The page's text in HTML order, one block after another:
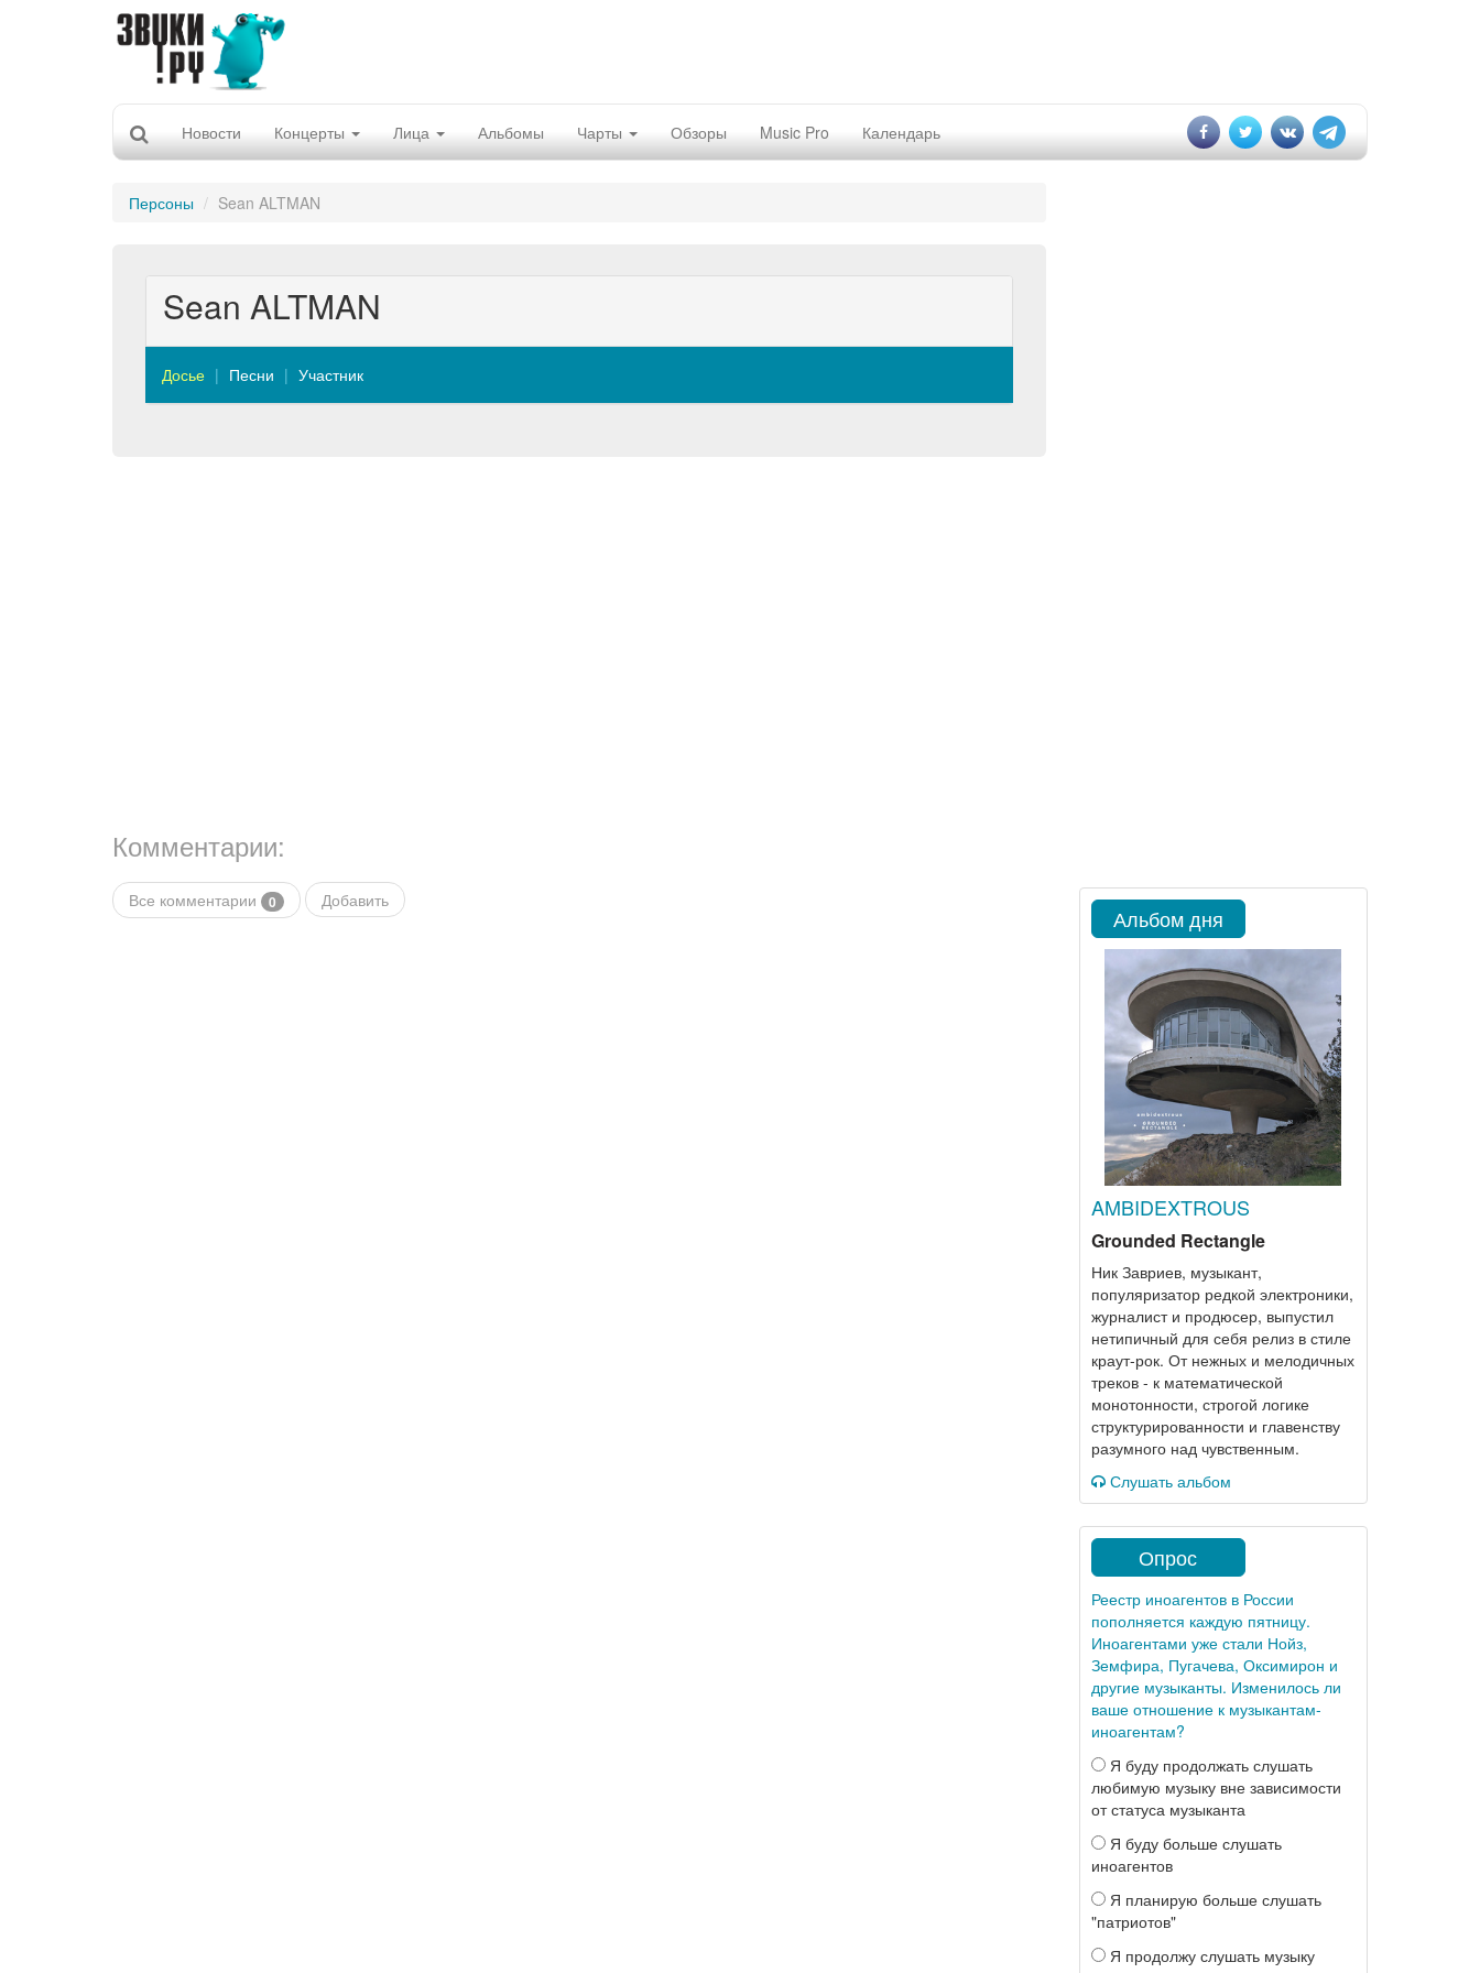
Новости Концерты Лица Альбомы Чарты Обзоры Music Pro Календарь
Персоны Sean ALTMAN
Sean ALTMAN
Досье Песни Участник
Комментарии:
Все комментарии 0 Добавить
Альбом дня
AMBIDEXTROUS
Grounded Rectangle
Ник Завриев, музыкант,
популяризатор редкой электроники,
журналист и продюсер, выпустил
нетипичный для себя релиз в стиле
краут-рок. От нежных и мелодичных
треков - к математической
монотонности, строгой логике
структурированности и главенству
разумного над чувственным.
Слушать альбом
Опрос
Реестр иноагентов в России
пополняется каждую пятницу.
Иноагентами уже стали Нойз,
Земфира, Пугачева, Оксимирон и
другие музыканты. Изменилось ли
ваше отношение к музыкантам-
иноагентам?
Я буду продолжать слушать
любимую музыку вне зависимости
от статуса музыканта
Я буду больше слушать
иноагентов
Я планирую больше слушать
"патриотов"
Я продолжу слушать музыку